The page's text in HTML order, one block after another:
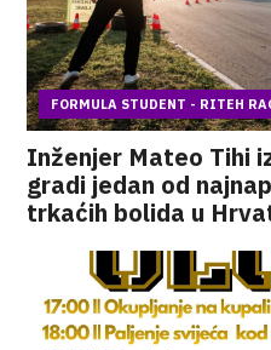
FORMULA STUDENT - RITEH
Inženjer Mateo Tihi
gradi jedan od
trkaćih bolida u